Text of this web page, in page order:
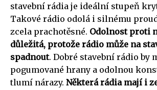
stavební rádia je ideální stupeň
Takové rádio odolá i silnému
zcela prachotěsné. Odolnost proti
důležitá, protože rádio může na
spadnout. Dobré stavební rádio by
pogumované hrany a odolnou
tlumí nárazy. Některá rádia mají i